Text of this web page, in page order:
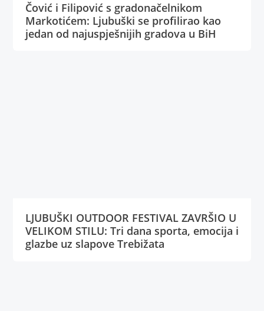
Čović i Filipović s gradonačelnikom
Markotićem: Ljubuški se profilirao kao
jedan od najuspješnijih gradova u BiH
LJUBUŠKI OUTDOOR FESTIVAL ZAVRŠIO U
VELIKOM STILU: Tri dana sporta, emocija i
glazbe uz slapove Trebižata